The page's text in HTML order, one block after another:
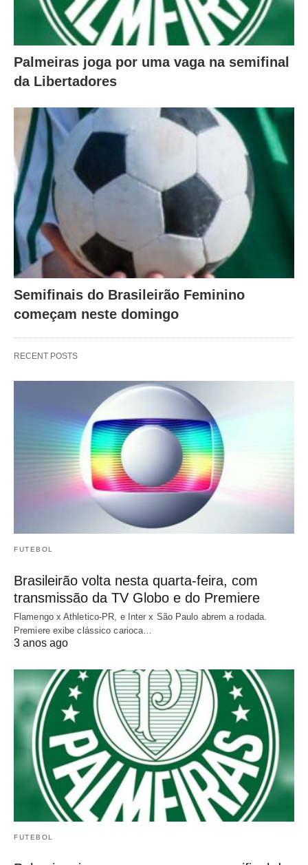
Palmeiras joga por uma vaga na semifinal
da Libertadores
Semifinais do Brasileirão Feminino
começam neste domingo
RECENT POSTS
FUTEBOL
Brasileirão volta nesta quarta-feira, com
transmissão da TV Globo e do Premiere
Flamengo x Athletico-PR, e Inter x São Paulo abrem a rodada.
Premiere exibe clássico carioca…
3 anos ago
FUTEBOL